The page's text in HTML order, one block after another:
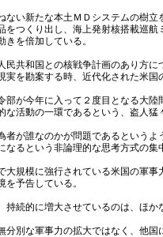
い新たな本土ＭＤシステムの樹
つくり出し、海上発射核搭載巡
を倍加している。
民共和国との核戦争計画のあり方
実を勘案する時、近代化された米
が今年に入って２度目となる大
な活動の一環であるという、盗人
者が誰なのかが問題であるという
なるという非論理的な思考方式の集
大規模に強行されている米国の軍
予告している。
持続的に増大させているのは、ほ
分別な軍事力の拡大ではなく、他